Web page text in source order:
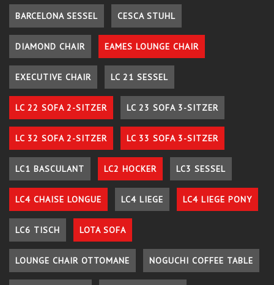
BARCELONA SESSEL CESCA STUHL
DIAMOND CHAIR EAMES LOUNGE CHAIR
EXECUTIVE CHAIR LC 21 SESSEL
LC 22 SOFA 2-SITZER LC 23 SOFA 3-SITZER
LC 32 SOFA 2-SITZER LC 33 SOFA 3-SITZER
LC1 BASCULANT LC2 HOCKER LC3 SESSEL
LC4 CHAISE LONGUE LC4 LIEGE LC4 LIEGE PONY
LC6 TISCH LOTA SOFA
LOUNGE CHAIR OTTOMANE NOGUCHI COFFEE TABLE